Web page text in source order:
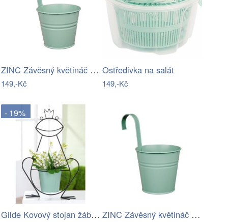
ZINC Závěsný květináč 13 cm - sv. zelená
149,-Kč
Ostředivka na salát
149,-Kč
- 19%
Gilde Kovový stojan žába na květináč… ZINC Závěsný květináč 16 cm - sv. zelená